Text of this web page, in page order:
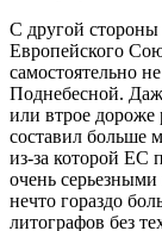
С другой
Европейского
самостоятельно
Поднебесной.
или втрое
составил больше
из-за которой
очень
нечто гораздо
литографов без